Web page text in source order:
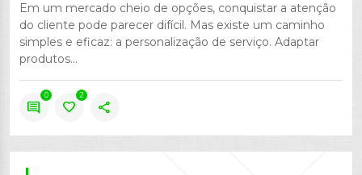
Em um mercado cheio de opções, conquistar a atenção
do cliente pode parecer difícil. Mas existe um caminho
simples e eficaz: a personalização de serviço. Adaptar
produtos...
comment
0
favorite
2
share